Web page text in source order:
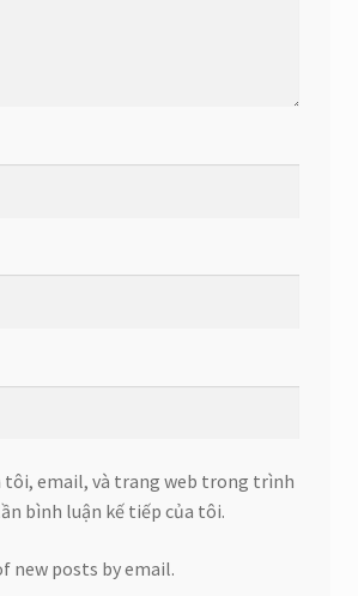
tôi, email, và trang web trong trình
bình luận kế tiếp của tôi.
new posts by email.